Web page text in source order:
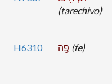
(tarechivo)
H6310 (fe)